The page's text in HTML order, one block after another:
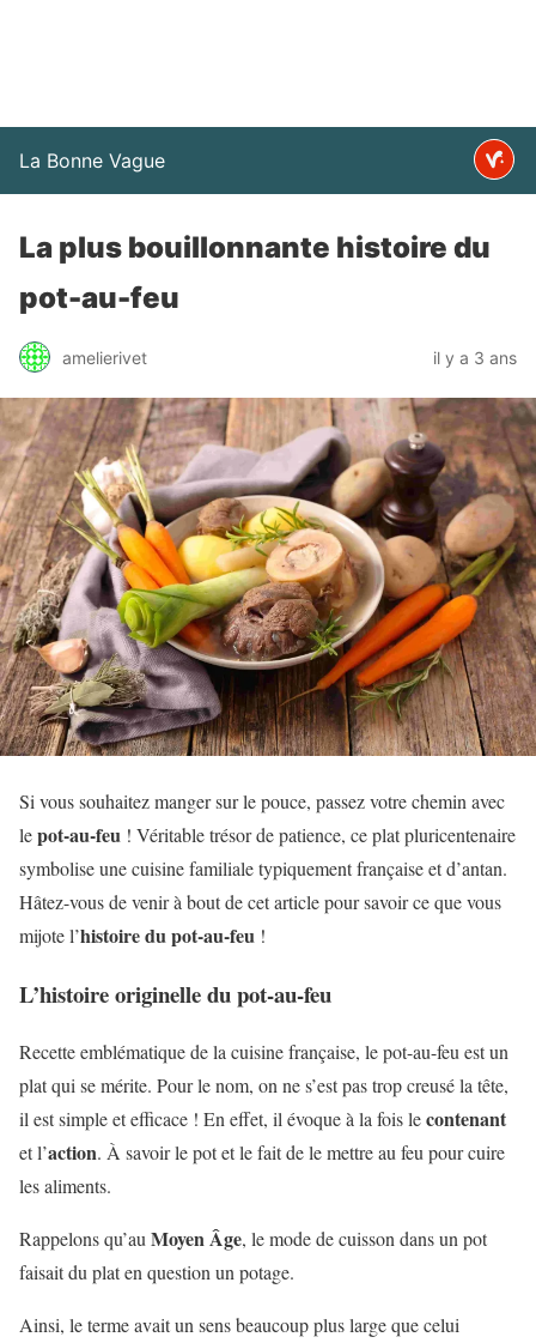
La Bonne Vague
La plus bouillonnante histoire du
pot-au-feu
amelierivet il y a 3 ans
Si vous souhaitez manger sur le pouce, passez votre chemin avec
lepot-au-feu ! Véritable trésor de patience, ce plat pluricentenaire
symbolise une cuisine familiale typiquement française et d’antan.
Hâtez-vous de venir à bout de cet article pour savoir ce que vous
mijote l’histoire du pot-au-feu !
L’histoire originelle du pot-au-feu
Recette emblématique de la cuisine française, le pot-au-feu est un
plat qui se mérite. Pour le nom, on ne s’est pas trop creusé la tête,
il est simple et efficace ! En effet, il évoque à la fois lecontenant
et l’action. À savoir le pot et le fait de le mettre au feu pour cuire
les aliments.
Rappelons qu’auMoyen Âge, le mode de cuisson dans un pot
faisait du plat en question un potage.
Ainsi, le terme avait un sens beaucoup plus large que celui